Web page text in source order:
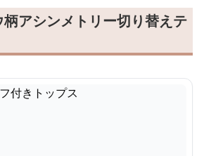
アシンメトリー切り替えテ